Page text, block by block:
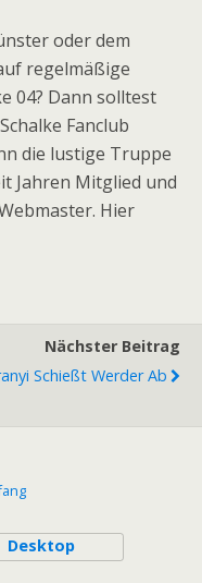
oder dem
regelmäßige
04? Dann solltest
Fanclub
die lustige Truppe
Jahren Mitglied und
Hier
Nächster Beitrag
Schießt Werder Ab
Desktop